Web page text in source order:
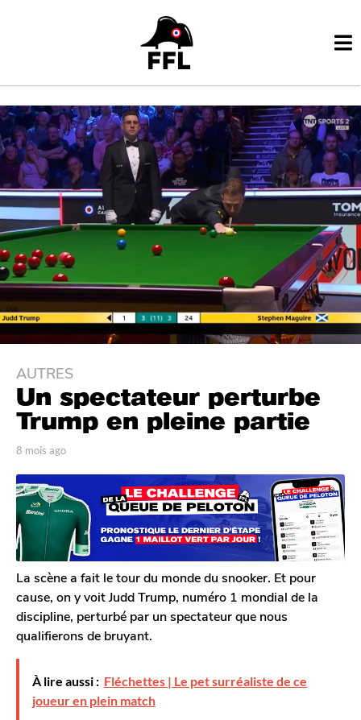
8
m
o
s
g
o
8
m
o
i
s
a
g
o
AUTRES
Un spectateur perturbe
Trump en pleine partie
p
r
T
o
m
G
a
l
r
o
n
8 mois ago
i
s
g
o
La scène a fait le tour du monde du snooker. Et pour
cause, on y voit Judd Trump, numéro 1 mondial de la
discipline, perturbé par un spectateur que nous
qualifierons de bruyant.
À lire aussi : Fléchettes | Le pet surréaliste de ce
joueur en plein match